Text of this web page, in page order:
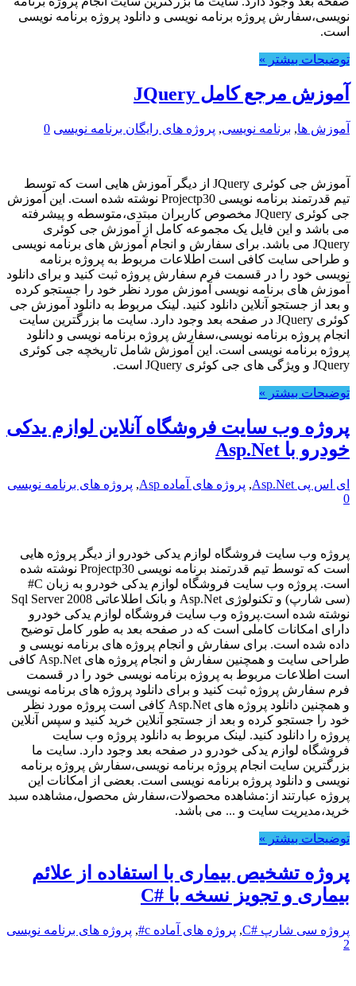
نویسی،سفارش پروژه برنامه نویسی و دانلود پروژه برنامه نویسی
است.
توضیحات بیشتر »
آموزش مرجع کامل JQuery
آموزش ها, برنامه نویسی, پروژه های رایگان برنامه نویسی 0
آموزش جی کوئری JQuery از دیگر آموزش هایی است که توسط
تیم قدرتمند برنامه نویسی Projectp30 نوشته شده است. این آموزش
جی کوئری JQuery مخصوص کاربران مبتدی،متوسطه و پیشرفته
می باشد و این فایل یک مجموعه کامل از آموزش جی کوئری
JQuery می باشد. برای سفارش و انجام آموزش های برنامه نویسی
و طراحی سایت کافی است اطلاعات مربوط به پروژه برنامه
نویسی خود را در قسمت فرم سفارش پروژه ثبت کنید و برای دانلود
آموزش های برنامه نویسی آموزش مورد نظر خود را جستجو کرده
و بعد از جستجو آنلاین دانلود کنید. لینک مربوط به دانلود آموزش جی
کوئری JQuery در صفحه بعد وجود دارد. سایت ما بزرگترین سایت
انجام پروژه برنامه نویسی،سفارش پروژه برنامه نویسی و دانلود
پروژه برنامه نویسی است. این آموزش شامل تاریخچه جی کوئری
JQuery و ویژگی های جی کوئری JQuery است.
توضیحات بیشتر »
پروژه وب سایت فروشگاه آنلاین لوازم یدکی
خودرو با Asp.Net
ای اس پی Asp.Net , پروژه های آماده Asp , پروژه های برنامه نویسی
0
پروژه وب سایت فروشگاه لوازم یدکی خودرو از دیگر پروژه هایی
است که توسط تیم قدرتمند برنامه نویسی Projectp30 نوشته شده
است. پروژه وب سایت فروشگاه لوازم یدکی خودرو به زبان C#
(سی شارپ) و تکنولوژی Asp.Net و بانک اطلاعاتی Sql Server 2008
نوشته شده است.پروژه وب سایت فروشگاه لوازم یدکی خودرو
دارای امکانات کاملی است که در صفحه بعد به طور کامل توضیح
داده شده است. برای سفارش و انجام پروژه های برنامه نویسی و
طراحی سایت و همچنین سفارش و انجام پروژه های Asp.Net کافی
است اطلاعات مربوط به پروژه برنامه نویسی خود را در قسمت
فرم سفارش پروژه ثبت کنید و برای دانلود پروژه های برنامه نویسی
و همچنین دانلود پروژه های Asp.Net کافی است پروژه مورد نظر
خود را جستجو کرده و بعد از جستجو آنلاین خرید کنید و سپس آنلاین
پروژه را دانلود کنید. لینک مربوط به دانلود پروژه وب سایت
فروشگاه لوازم یدکی خودرو در صفحه بعد وجود دارد. سایت ما
بزرگترین سایت انجام پروژه برنامه نویسی،سفارش پروژه برنامه
نویسی و دانلود پروژه برنامه نویسی است. بعضی از امکانات این
پروژه عبارتند از:مشاهده محصولات،سفارش محصول،مشاهده سبد
خرید،مدیریت سایت و ... می باشد.
توضیحات بیشتر »
پروژه تشخیص بیماری با استفاده از علائم
بیماری و تجویز نسخه با #C
پروژه سی شارپ #C , پروژه های آماده c# , پروژه های برنامه نویسی
2